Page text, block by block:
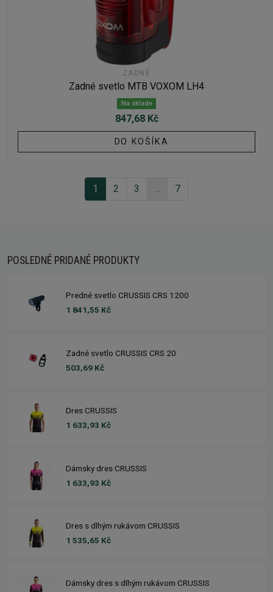
ZADNÉ
Zadné svetlo MTB VOXOM LH4
Na sklade
847,68 Kč
DO KOŠÍKA
1 2 3 ... 7
POSLEDNÉ PRIDANÉ PRODUKTY
Predné svetlo CRUSSIS CRS 1200
1 841,55 Kč
Zadné svetlo CRUSSIS CRS 20
503,69 Kč
Dres CRUSSIS
1 633,93 Kč
Dámsky dres CRUSSIS
1 633,93 Kč
Dres s dlhým rukávom CRUSSIS
1 535,65 Kč
Dámsky dres s dlhým rukávom CRUSSIS